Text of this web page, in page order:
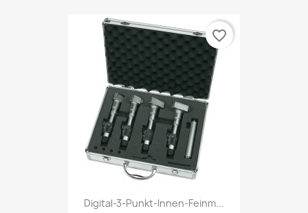
Digital-3-Punkt-Innen-Feinm...
favorite_border